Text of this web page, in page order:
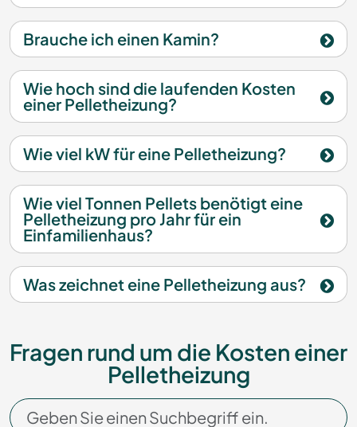
Brauche ich einen Kamin?
Wie hoch sind die laufenden Kosten
einer Pelletheizung?
Wie viel kW für eine Pelletheizung?
Wie viel Tonnen Pellets benötigt eine
Pelletheizung pro Jahr für ein
Einfamilienhaus?
Was zeichnet eine Pelletheizung aus?
Fragen rund um die Kosten einer
Pelletheizung